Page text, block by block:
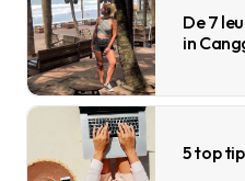
De 7
in
5 top